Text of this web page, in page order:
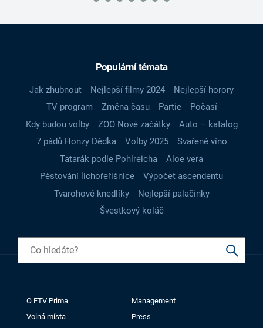
Populární témata
Jak zhubnout Nejlepší filmy 2024
Nejlepší horory
TV program
Změna času Partie
Počasí
Kdy budou volby
ZOO Nové začátky
Auto – katalog
7 pádů Honzy Dědka
Volby 2025
Svařené víno
Tatarák podle Pohlreicha
Aloe vera
Pěstování lichořeřišnice
Výpočet ascendentu
Tvarohové knedlíky
Nejlepší palačinky
Švestkový koláč
O FTV Prima
Management
Volná místa
Press